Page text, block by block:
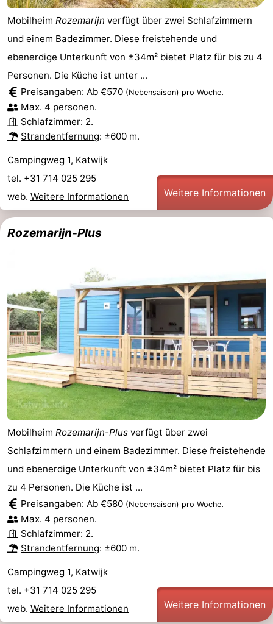
Mobilheim Rozemarijn verfügt über zwei Schlafzimmern
und einem Badezimmer. Diese freistehende und
ebenerdige Unterkunft von ±34m² bietet Platz für bis zu 4
Personen. Die Küche ist unter ...
Preisangaben: Ab €570 (Nebensaison) pro Woche.
Max. 4 personen.
Schlafzimmer: 2.
Strandentfernung: ±600 m.
Campingweg 1, Katwijk
tel. +31 714 025 295
web. Weitere Informationen Weitere Informationen
Rozemarijn-Plus
Mobilheim Rozemarijn-Plus verfügt über zwei
Schlafzimmern und einem Badezimmer. Diese freistehende
und ebenerdige Unterkunft von ±34m² bietet Platz für bis
zu 4 Personen. Die Küche ist ...
Preisangaben: Ab €580 (Nebensaison) pro Woche.
Max. 4 personen.
Schlafzimmer: 2.
Strandentfernung: ±600 m.
Campingweg 1, Katwijk
tel. +31 714 025 295
web. Weitere Informationen Weitere Informationen